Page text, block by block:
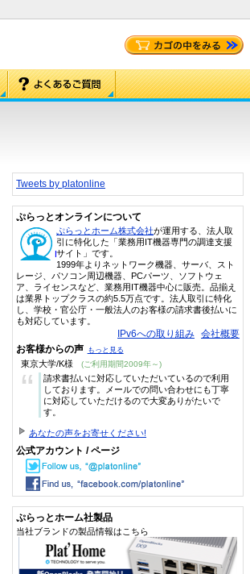
Tweets by platonline
ぷらっとオンラインについて
ぷらっとホーム株式会社が運用する、法人取
引に特化した「業務用IT機器専門の調達支援
サイト」です。
1999年よりネットワーク機器、サーバ、スト
レージ、パソコン周辺機器、PCパーツ、ソフトウェ
ア、ライセンスなど、業務用IT機器中心に販売。品揃え
は業界トップクラスの約5.5万点です。法人取引に特化
し、学校・官公庁・一般法人のお客様の請求書後払いに
も対応しています。
IPv6への取り組み 会社概要
お客様からの声 もっと見る
東京大学/K様 (ご利用期間2009年～)
“
請求書払いに対応していただいているので利用
しております。メールでの問い合わせにも丁寧
に対応していただけるので大変ありがたいで
す。
あなたの声をお寄せください!
公式アカウント / ページ
ぷらっとホーム社製品
当社ブランドの製品情報はこちら